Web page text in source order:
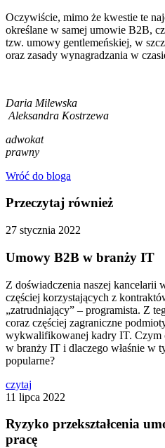
Oczywiście, mimo że kwestie te
określane w samej umowie B2B,
tzw. umowy gentlemeńskiej, w
oraz zasady wynagradzania w
Daria
Aleksandra Kostrzewa
adwokat
prawny
Wróć do bloga
Przeczytaj również
27 stycznia 2022
Umowy B2B w branży IT
Z doświadczenia naszej kancelarii
częściej korzystających z
„zatrudniający” – programista. Z
coraz częściej zagraniczne
wykwalifikowanej kadry IT. Czym
w branży IT i dlaczego właśnie w
popularne?
czytaj
11 lipca 2022
Ryzyko przekształcenia
pracę